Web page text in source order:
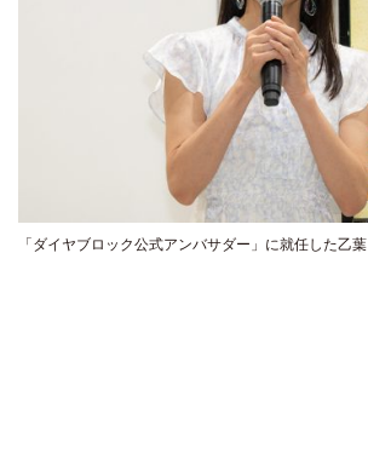
「ダイヤブロック公式アンバサダー」に就任した乙葉